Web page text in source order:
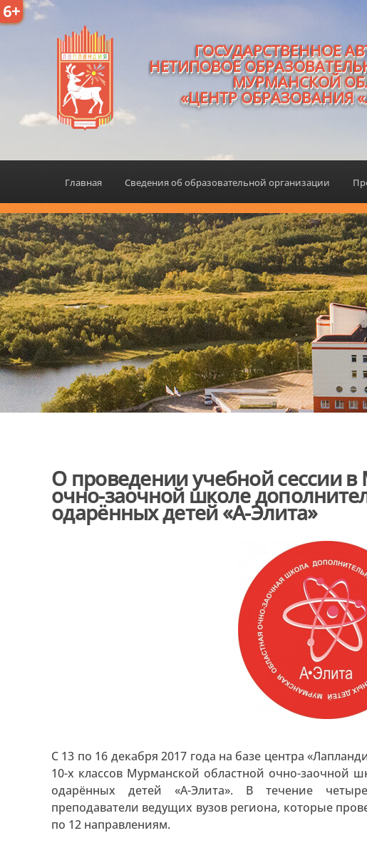
6+
ГОСУДАРСТВЕННОЕ
НЕТИПОВОЕ
МУРМАНСКОЙ
«ЦЕНТР ОБРАЗОВАНИЯ
Главная Сведения об образовательной организации
О проведении учебной сессии
очно-заочной школе
одарённых детей «А-Элита»
С 13 по 16 декабря 2017 года на базе центра
10-х классов Мурманской областной очно-заочной
одарённых детей «А-Элита». В течение
преподаватели ведущих вузов региона, которые
по 12 направлениям.